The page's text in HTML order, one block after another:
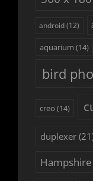
android(12)
aquarium (14)
bird
creo (14)
duplexer
Hampshire